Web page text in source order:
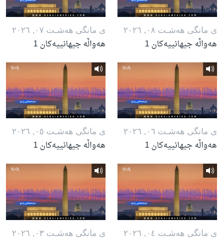
ی مانگی هه‌شـت ٠٨, ٢٠٢٦
هەواڵە جیهانییەکان 1
ی مانگی هه‌شـت ٠٧, ٢٠٢٦
هەواڵە جیهانییەکان 1
ی مانگی هه‌شـت ٠٦, ٢٠٢٦
هەواڵە جیهانییەکان 1
ی مانگی هه‌شـت ٠٥, ٢٠٢٦
هەواڵە جیهانییەکان 1
ی مانگی هه‌شـت ٠٤, ٢٠٢٦ ی مانگی هه‌شـت ٠٣, ٢٠٢٦